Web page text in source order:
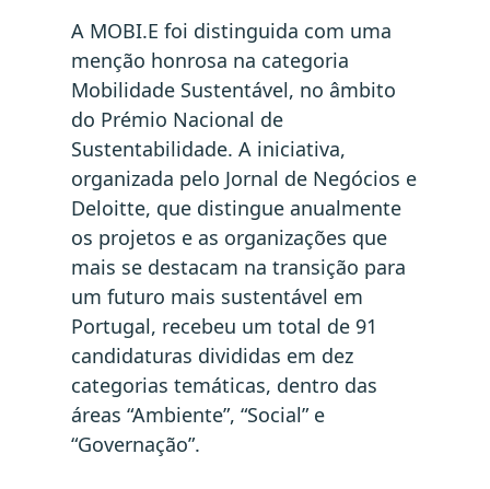
A MOBI.E foi distinguida com uma
menção honrosa na categoria
Mobilidade Sustentável, no âmbito
do Prémio Nacional de
Sustentabilidade. A iniciativa,
organizada pelo Jornal de Negócios e
Deloitte, que distingue anualmente
os projetos e as organizações que
mais se destacam na transição para
um futuro mais sustentável em
Portugal, recebeu um total de 91
candidaturas divididas em dez
categorias temáticas, dentro das
áreas “Ambiente”, “Social” e
“Governação”.